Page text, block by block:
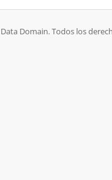
Domain. Todos los